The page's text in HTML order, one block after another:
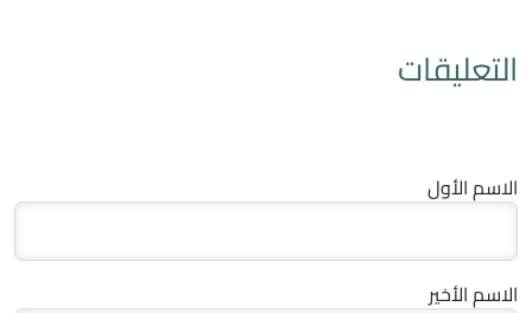
التعليقات
الاسم الأول
الاسم الأخير